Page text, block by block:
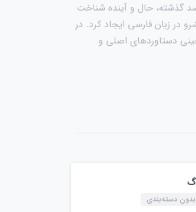
گذشته، حال و آینده شناخت
در زبان فارسی ایجاد کرد. در
دستاوردهای اصلی و
بدون دسته‌بندی